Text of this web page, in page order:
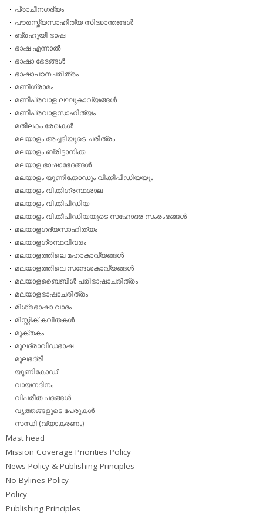
പ്രാചീനഗദ്യം
പൗരസ്ത്യസാഹിത്യ സിദ്ധാന്തങ്ങള്‍
ബ്രഹൂയി ഭാഷ
ഭാഷ എന്നാല്‍
ഭാഷാ ഭേദങ്ങള്‍
ഭാഷാപഠനചരിത്രം
മണിഗ്രാമം
മണിപ്രവാള ലഘുകാവ്യങ്ങള്‍
മണിപ്രവാളസാഹിത്യം
മതിലകം രേഖകള്‍
മലയാളം അച്ചടിയുടെ ചരിത്രം
മലയാളം ബ്രിട്ടാനിക്ക
മലയാള ഭാഷാഭേദങ്ങള്‍
മലയാളം യൂണിക്കോഡും വിക്കീപീഡിയയും
മലയാളം വിക്കിഗ്രന്ഥശാല
മലയാളം വിക്കിപീഡിയ
മലയാളം വിക്കീപീഡിയയുടെ സഹോദര സംരംഭങ്ങള്‍
മലയാളഗദ്യസാഹിത്യം
മലയാളഗ്രന്ഥവിവരം
മലയാളത്തിലെ മഹാകാവ്യങ്ങള്‍
മലയാളത്തിലെ സന്ദേശകാവ്യങ്ങള്‍
മലയാളബൈബിള്‍ പരിഭാഷാചരിത്രം
മലയാളഭാഷാചരിത്രം
മിശ്രഭാഷാ വാദം
മിസ്റ്റിക് കവിതകള്‍
മുക്തകം
മൂലദ്രാവിഡഭാഷ
മൂലഭദ്രി
യൂണികോഡ്
വായനദിനം
വിപരീത പദങ്ങള്‍
വൃത്തങ്ങളുടെ പേരുകള്‍
സന്ധി (വ്യാകരണം)
Mast head
Mission Coverage Priorities Policy
News Policy & Publishing Principles
No Bylines Policy
Policy
Publishing Principles